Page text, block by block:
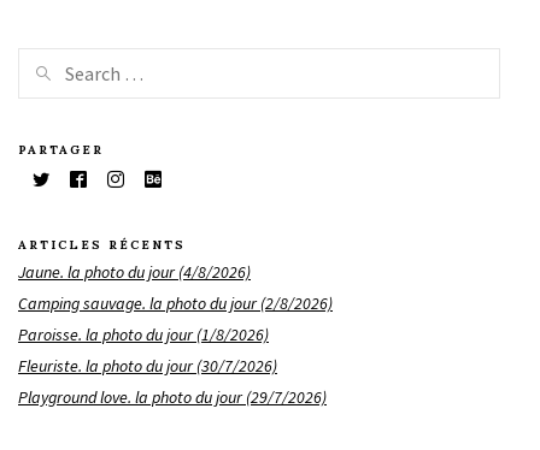
PARTAGER
ARTICLES RÉCENTS
Jaune. la photo du jour (4/8/2026)
Camping sauvage. la photo du jour (2/8/2026)
Paroisse. la photo du jour (1/8/2026)
Fleuriste. la photo du jour (30/7/2026)
Playground love. la photo du jour (29/7/2026)